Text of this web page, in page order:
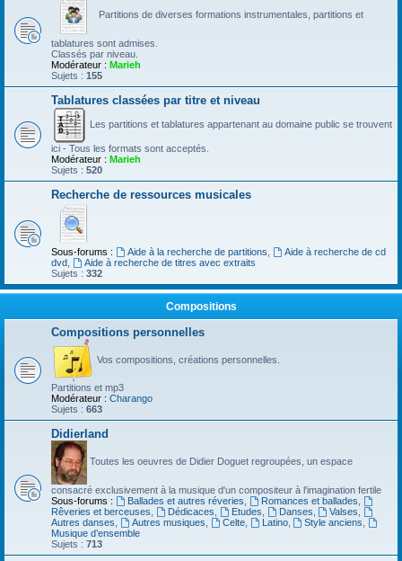
Partitions de diverses formations instrumentales, partitions et
tablatures sont admises.
Classés par niveau.
Modérateur : Marieh
Sujets : 155
Tablatures classées par titre et niveau
Les partitions et tablatures appartenant au domaine public se trouvent
ici - Tous les formats sont acceptés.
Modérateur : Marieh
Sujets : 520
Recherche de ressources musicales
Sous-forums : Aide à la recherche de partitions
Aide à recherche de cd
dvd
Aide à recherche de titres avec extraits
Sujets : 332
Compositions
Compositions personnelles
Vos compositions, créations personnelles.
Partitions et mp3
Modérateur : Charango
Sujets : 663
Didierland
Toutes les oeuvres de Didier Doguet regroupées, un espace
consacré exclusivement à la musique d'un compositeur à l'imagination fertile
Sous-forums :
Ballades et autres réveries Romances et ballades
Rêveries et berceuses
Dédicaces Etudes Danses Valses
Autres danses
Autres musiques Celte, Latino, Style anciens
Musique d’ensemble
Sujets : 713